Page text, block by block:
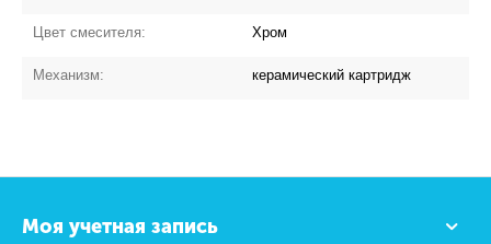
Цвет смесителя: Хром
Механизм: керамический картридж
Моя учетная запись